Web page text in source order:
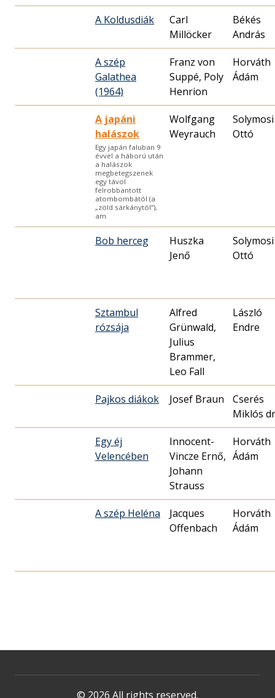
A Koldusdiák
Carl
Millöcker
Békés
András
A szép
Galathea
(1964)
Franz von
Suppé, Poly
Henrion
Horváth
Ádám
A japáni
halászok
Egy japán faluban 9
évvel a háború után
a halászok
megbetegszenek
egy távol
felrobbantott
atombombától (a
„zöld sárkánytól”),
am
Wolfgang
Weyrauch
Solymosi
Ottó
Bob herceg
Huszka
Jenő
Solymosi
Ottó
Sztambul
rózsája
Alfred
Grünwald,
Julius
Brammer,
Leo Fall
László
Endre
Pajkos diákok Josef Braun
Cserés
Miklós
Egy éj
Velencében
Innocent-
Vincze Ernő,
Johann
Strauss
Horváth
Ádám
A szép Heléna
Jacques
Offenbach
Horváth
Ádám
© 2026 All rights reserved.